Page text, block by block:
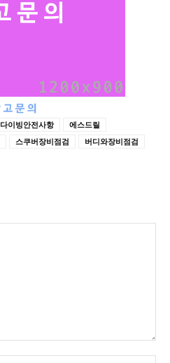
다이빙안전사항
에스드릴
스쿠버장비점검
버디와장비점검